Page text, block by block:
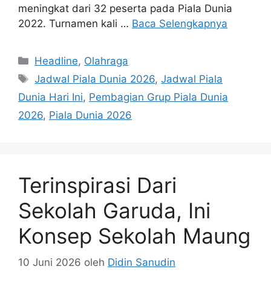
meningkat dari 32 peserta pada Piala Dunia
2022. Turnamen kali … Baca Selengkapnya
Kategori
Headline, Olahraga
Tag
Jadwal Piala Dunia 2026,Jadwal Piala
Dunia Hari Ini, Pembagian Grup Piala Dunia
2026, Piala Dunia 2026
Terinspirasi Dari
Sekolah Garuda, Ini
Konsep Sekolah Maung
10 Juni 2026 oleh Didin Sanudin